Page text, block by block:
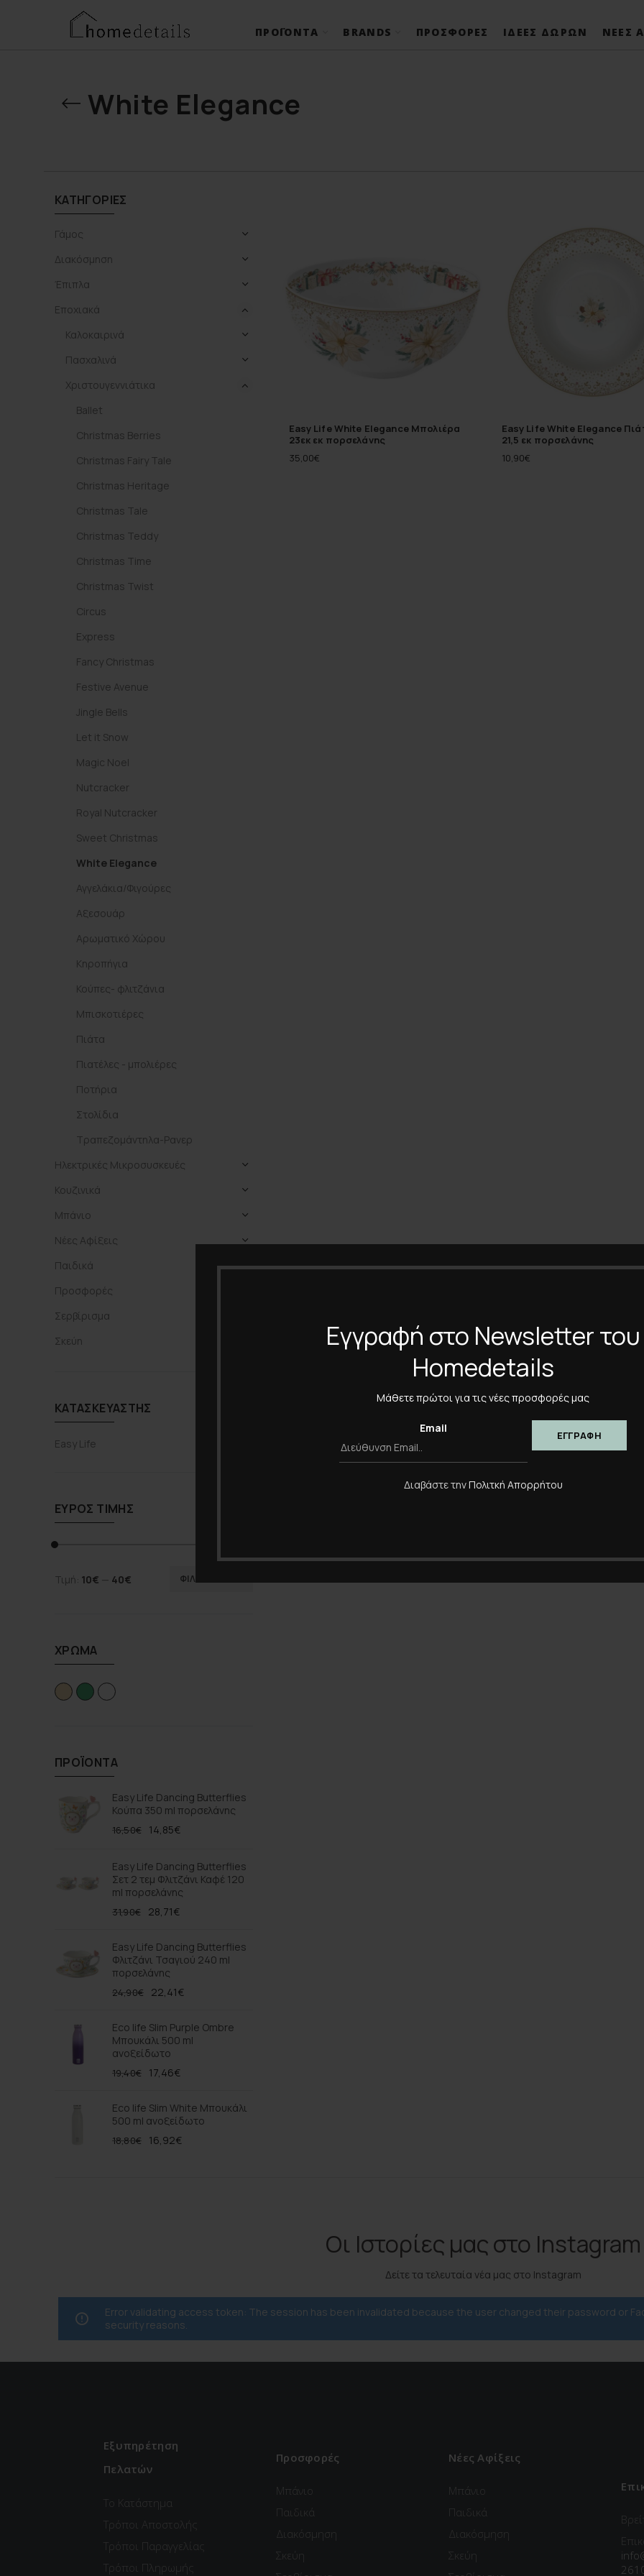
Εγγραφή στο Newsletter του
Homedetails
Μάθετε πρώτοι για τις νέες προσφορές μας
Email
Διαβάστε τηνΠολιτκή Απορρήτου
ΠΡΟΪΌΝΤΑ BRANDS ΠΡΟΣΦΟΡΈΣ ΙΔΈΕΣ ΔΏΡΩΝ ΝΈΕΣ
White Elegance
ΚΑΤΗΓΟΡΊΕΣ
Γάμος
Διακόσμηση
Έπιπλα
Εποχιακά
Καλοκαιρινά
Πασχαλινά
Χριστουγεννιάτικα
Ballet
Christmas Berries
Christmas Fairy Tale
Christmas Heritage
Christmas Tale
Christmas Teddy
Christmas Time
Christmas Twist
Circus
Express
Fancy Christmas
Festive Avenue
Jingle Bells
Let it Snow
Magic Noel
Nutcracker
Royal Nutcracker
Sweet Christmas
White Elegance
Αγγελάκια/Φιγούρες
Αξεσουάρ
Αρωματικό Χώρου
Κηροπήγια
Κούπες- φλιτζάνια
Μπισκοτιέρες
Πιάτα
Πιατέλες - μπολιέρες
Ποτήρια
Στολίδια
Τραπεζομάντηλα-Ρανερ
Ηλεκτρικές Μικροσυσκευές
Κουζινικά
Μπάνιο
Νέες Αφίξεις
Παιδικά
Προσφορές
Σερβίρισμα
Σκεύη
ΚΑΤΑΣΚΕΥΑΣΤΉΣ
Easy Life
ΕΎΡΟΣ ΤΙΜΉΣ
ΦΙΛΤΡΆΡΙΣΜΑ
Τιμή: 10€ — 40€
ΧΡΏΜΑ
ΠΡΟΪΌΝΤΑ
Easy Life Dancing Butterflies
Κούπα 350 ml πορσελάνης
16,50€ 14,85€
Easy Life Dancing Butterflies
Σετ 2 τεμ Φλιτζάνι Καφέ 120
ml πορσελάνης
31,90€ 28,71€
Easy Life Dancing Butterflies
Φλιτζάνι Τσαγιού 240 ml
πορσελάνης
24,90€ 22,41€
Eco life Slim Purple Ombre
Μπουκάλι 500 ml
ανοξείδωτο
19,40€ 17,46€
Eco life Slim White Μπουκάλι
500 ml ανοξείδωτο
18,80€ 16,92€
Easy Life White Elegance Μπολιέρα
23εκ εκ πορσελάνης
35,00€
Easy Life White Elegance
21,5 εκ πορσελάνης
10,90€
Οι Ιστορίες μας στο Instagram
Δείτε τα τελευταία νέα μας στο Instagram
Error validating access token: The session has been invalidated because the user changed their password or
security reasons.
Εξυπηρέτηση
Πελατών
Το Κατάστημα
Τρόποι Αποστολής
Τρόποι Παραγγελίας
Τρόποι Πληρωμής
Προσφορές
Μπάνιο
Παιδικά
Διακόσμηση
Σκεύη
Νέες Αφίξεις
Μπάνιο
Παιδικά
Διακόσμηση
Σκεύη